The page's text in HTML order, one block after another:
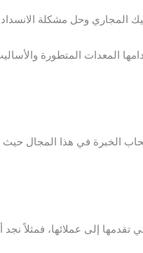
المجاري وحل مشكلة
المعدات المتطورة
الخبرة في هذا المجال حيث
إلى عملائها، فمثلاً